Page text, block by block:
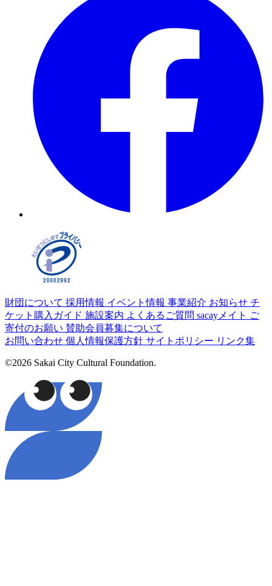
財団について 採用情報 イベント情報 事業紹介 お知らせ チ
ケット購入ガイド 施設案内 よくあるご質問 sacayメイト ご
寄付のお願い 賛助会員募集について
お問い合わせ 個人情報保護方針 サイトポリシー リンク集
©2026 Sakai City Cultural Foundation.